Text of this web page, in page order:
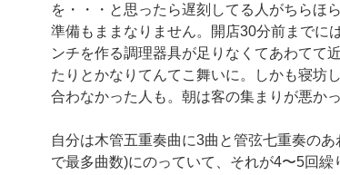
を・・・と思ったら遅刻してる人がちらほ
準備もままなりません。開店30分前までに
ンチを作る調理器具が足りなくてあわてて
たりとかなりてんてこ舞いに。しかも寝坊
合わなかった人も。朝は客の集まりが悪か
自分は木管五重奏曲に3曲と管弦七重奏の
で最多曲数)にのっていて、それが4〜5回繰